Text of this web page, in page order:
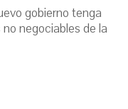
gobierno tenga
negociables de la